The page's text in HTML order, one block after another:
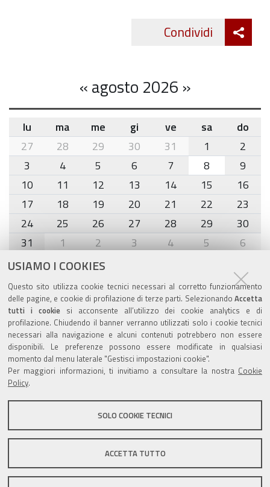
USIAMO I COOKIES
Questo sito utilizza cookie tecnici necessari al corretto funzionamento
delle pagine, e cookie di profilazione di terze parti. Selezionando Accetta
tutti i cookiesi acconsente all’utilizzo dei cookie analytics e di
profilazione. Chiudendo il banner verranno utilizzati solo i cookie tecnici
necessari alla navigazione e alcuni contenuti potrebbero non essere
disponibili. Le preferenze possono essere modificate in qualsiasi
momento dal menu laterale "Gestisci impostazioni cookie".
Per maggiori informazioni, ti invitiamo a consultare la nostra Cookie
Policy.
SOLO COOKIE TECNICI
ACCETTA TUTTO
Condividi
«agosto 2026 »
month-
8
lu ma me gi ve sa
do
27
28 29 30 31 1
2
3
4 5 6 7 8
9
10
11 12 13 14 15
16
17
18 19 20 21 22
23
24
25 26 27 28 29
30
31
1 2 3 4 5 6
Agenda eventi
torna alla sezione
Valuta questo sito
Sito istituzionale Comune di Zola Predosa